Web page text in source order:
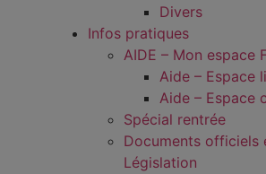
Divers
Infos pratiques
AIDE – Mon espace
Aide – Espace
Aide – Espace
Spécial rentrée
Documents officiels
Législation